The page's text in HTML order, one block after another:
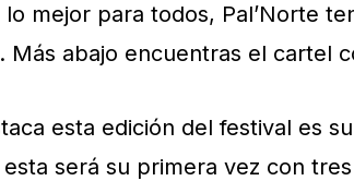
lo mejor para todos, Pal’Norte
Más abajo encuentras el cartel
esta edición del festival es
será su primera vez con